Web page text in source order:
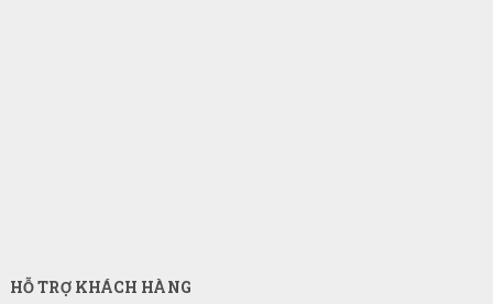
HỖ TRỢ KHÁCH HÀNG